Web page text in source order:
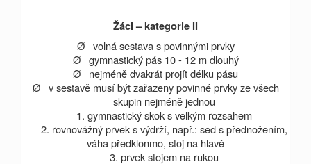
Žáci – kategorie II
Ø volná sestava s povinnými prvky
Ø gymnastický pás 10 - 12 mdlouhý
Ø
nejméně dvakrát projít délku pásu
Ø v sestavě musí být zařazeny povinné prvky ze všech
skupin nejméně jednou
1. gymnastický skok s velkým rozsahem
2. rovnovážný prvek s výdrží, např.: sed s přednožením,
váha předklonmo, stoj na hlavě
3. prvek stojem na rukou